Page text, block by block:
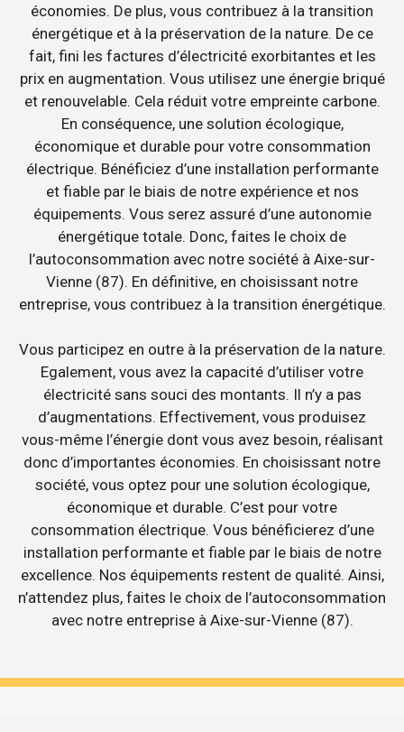
économies. De plus, vous contribuez à la transition
énergétique et à la préservation de la nature. De ce
fait, fini les factures d’électricité exorbitantes et les
prix en augmentation. Vous utilisez une énergie briqué
et renouvelable. Cela réduit votre empreinte carbone.
En conséquence, une solution écologique,
économique et durable pour votre consommation
électrique. Bénéficiez d’une installation performante
et fiable par le biais de notre expérience et nos
équipements. Vous serez assuré d’une autonomie
énergétique totale. Donc, faites le choix de
l’autoconsommation avec notre société à Aixe-sur-
Vienne (87). En définitive, en choisissant notre
entreprise, vous contribuez à la transition énergétique.
Vous participez en outre à la préservation de la nature.
Egalement, vous avez la capacité d’utiliser votre
électricité sans souci des montants. Il n’y a pas
d’augmentations. Effectivement, vous produisez
vous-même l’énergie dont vous avez besoin, réalisant
donc d’importantes économies. En choisissant notre
société, vous optez pour une solution écologique,
économique et durable. C’est pour votre
consommation électrique. Vous bénéficierez d’une
installation performante et fiable par le biais de notre
excellence. Nos équipements restent de qualité. Ainsi,
n’attendez plus, faites le choix de l’autoconsommation
avec notre entreprise à Aixe-sur-Vienne (87).